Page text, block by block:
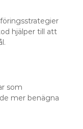
hjälper till att
som
mer benägna